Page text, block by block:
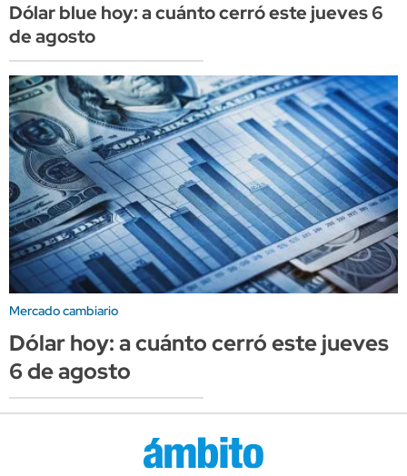
Dólar blue hoy: a cuánto cerró este jueves 6
de agosto
Mercado cambiario
Dólar hoy: a cuánto cerró este jueves
6 de agosto